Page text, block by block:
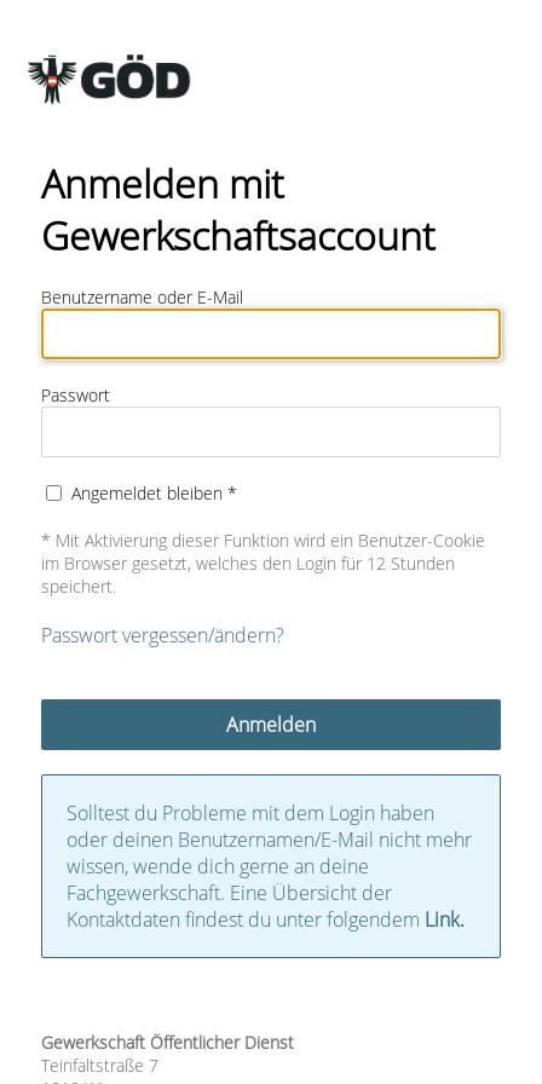
Anmelden mit
Gewerkschaftsaccount
Benutzername oder E-Mail
Passwort
Angemeldet bleiben *
* Mit Aktivierung dieser Funktion wird ein Benutzer-Cookie
im Browser gesetzt, welches den Login für 12 Stunden
speichert.
Passwort vergessen/ändern?
Solltest du Probleme mit dem Login haben
oder deinen Benutzernamen/E-Mail nicht mehr
wissen, wende dich gerne an deine
Fachgewerkschaft. Eine Übersicht der
Kontaktdaten findest du unter folgendem Link.
Gewerkschaft Öffentlicher Dienst
Teinfaltstraße 7